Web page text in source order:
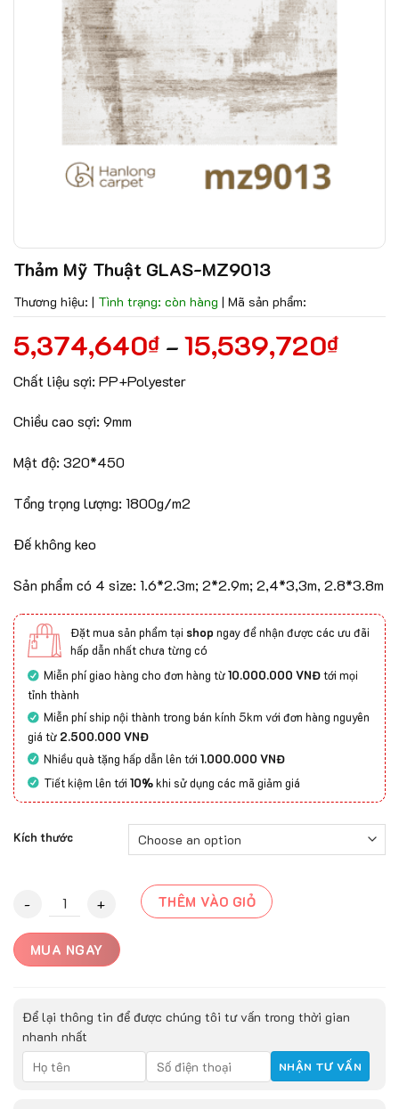
Thảm Mỹ Thuật GLAS-MZ9013
Thương hiệu: | Tình trạng: còn hàng | Mã sản phẩm:
5,374,640₫ – 15,539,720₫
Chất liệu sợi: PP+Polyester
Chiều cao sợi: 9mm
Mật độ: 320*450
Tổng trọng lượng: 1800g/m2
Đế không keo
Sản phẩm có 4 size: 1.6*2.3m; 2*2.9m; 2,4*3,3m, 2.8*3.8m
Đặt mua sản phẩm tại shop ngay để nhận được các ưu đãi
hấp dẫn nhất chưa từng có
Miễn phí giao hàng cho đơn hàng từ10.000.000 VNĐtới mọi
tỉnh thành
Miễn phí ship nội thành trong bán kính 5km với đơn hàng nguyên
giá từ 2.500.000 VNĐ
Nhiều quà tặng hấp dẫn lên tới1.000.000 VNĐ
Tiết kiệm lên tới10%khi sử dụng các mã giảm giá
Kích thước
Thảm Mỹ Thuật GLAS-MZ9013 quantity
THÊM VÀO GIỎ
MUA NGAY
Để lại thông tin để được chúng tôi tư vấn trong thời gian
nhanh nhất